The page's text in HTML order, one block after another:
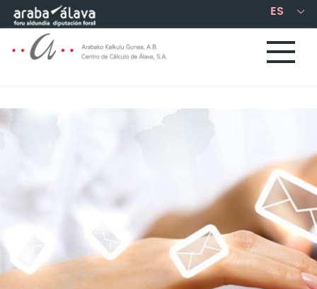
Saltar al contenido principal